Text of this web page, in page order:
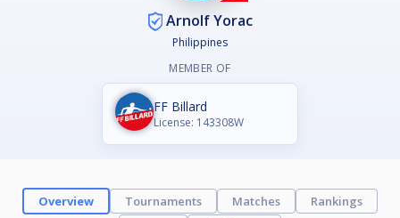
Arnolf Yorac
Philippines
MEMBER OF
FF Billard
License: 143308W
Overview Tournaments Matches
Rankings